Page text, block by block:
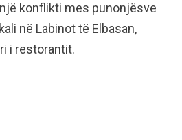
konflikti mes punonjësve
në Labinot të Elbasan,
i restorantit.